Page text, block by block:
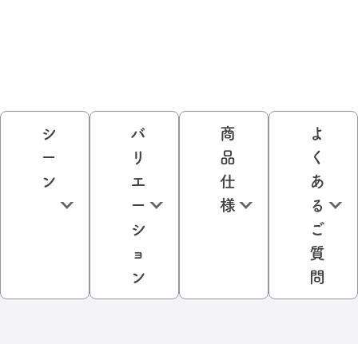
シ
ー
ン
バ
リ
エ
ー
シ
ョ
ン
商
品
仕
様
よ
く
あ
る
ご
質
問